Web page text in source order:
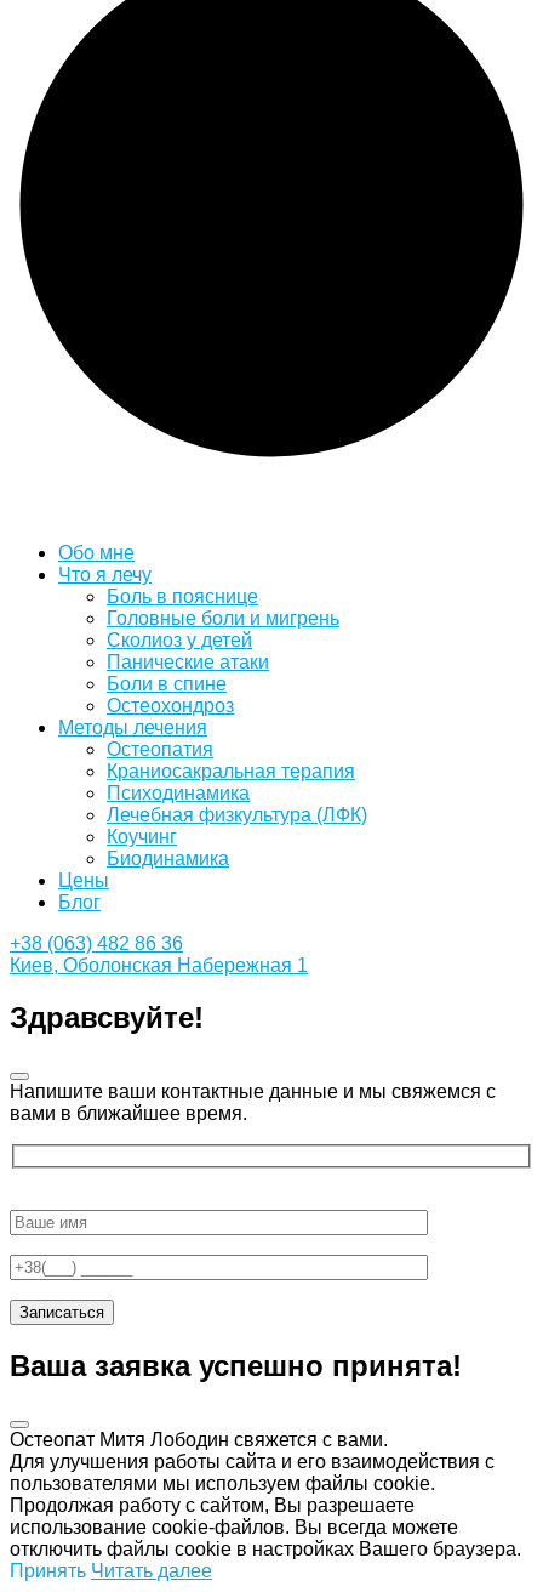
Обо мне
Что я лечу
Боль в пояснице
Головные боли и мигрень
Сколиоз у детей
Панические атаки
Боли в спине
Остеохондроз
Методы лечения
Остеопатия
Краниосакральная терапия
Психодинамика
Лечебная физкультура (ЛФК)
Коучинг
Биодинамика
Цены
Блог
+38 (063) 482 86 36
Киев, Оболонская Набережная 1
Здравсвуйте!
Напишите ваши контактные данные и мы свяжемся с
вами в ближайшее время.
Ваша заявка успешно принята!
Остеопат Митя Лободин свяжется с вами.
Для улучшения работы сайта и его взаимодействия с
пользователями мы используем файлы cookie.
Продолжая работу с сайтом, Вы разрешаете
использование cookie-файлов. Вы всегда можете
отключить файлы cookie в настройках Вашего браузера.
Принять Читать далее